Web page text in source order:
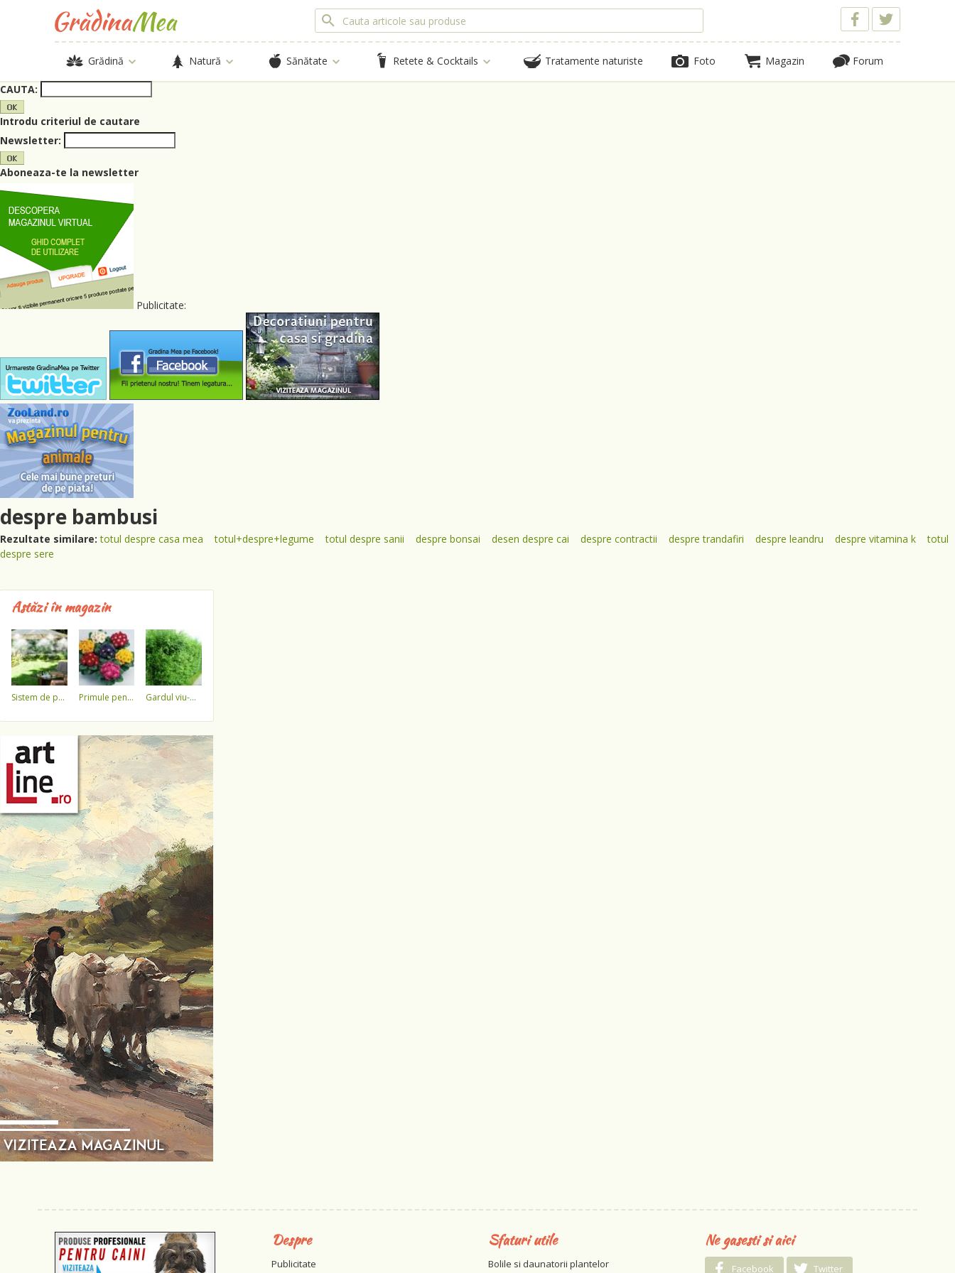
Grădină Natură Sănătate Retete & Cocktails Tratamente naturiste Foto Magazin Forum
CAUTA:
Introdu criteriul de cautare
Newsletter:
Aboneaza-te la newsletter
Publicitate:
despre bambusi
Rezultate similare:totul despre casa mea totul+despre+legume totul despre sanii despre bonsai desen despre cai despre contractii despre trandafiri despre leandru despre vitamina k
totul
despre sere
Astăzi în magazin
sistem de pulverizare a apei primule pentru 1 martie 3,5 lei / ghiveci !!!! gardul viu-minune!
Despre
Publicitate
Sfaturi utile
Bolile si daunatorii plantelor
Ne gasesti si aici
Facebook Twitter